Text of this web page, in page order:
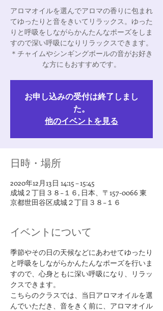
アロマオイルを選んでアロマの香りに包まれ
てゆったりと音をきいてリラックス。ゆった
りと呼吸をしながらかんたんなポーズをしま
すので深い呼吸になりリラックスできます。
＊チャイムやシンギングボールの音がお好き
な方にもおすすめです。
お申し込みの受付は終了しまし
た。
他のイベントを見る
日時・場所
2020年12月13日 14:15 – 15:45
成城２丁目３８−１６, 日本、〒157-0066 東
京都世田谷区成城２丁目３８−１６
イベントについて
季節やその日の天候などにあわせてゆったり
と呼吸をしながらかんたんなポーズを行いま
すので、心身ともに深い呼吸になり、リラッ
クスできます。
こちらのクラスでは、当日アロマオイルを選
んでいただき、音をきく前に、アロマオイル